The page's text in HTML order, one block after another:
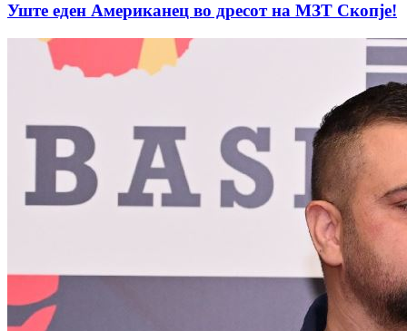
Уште еден Американец во дресот на МЗТ Скопје!